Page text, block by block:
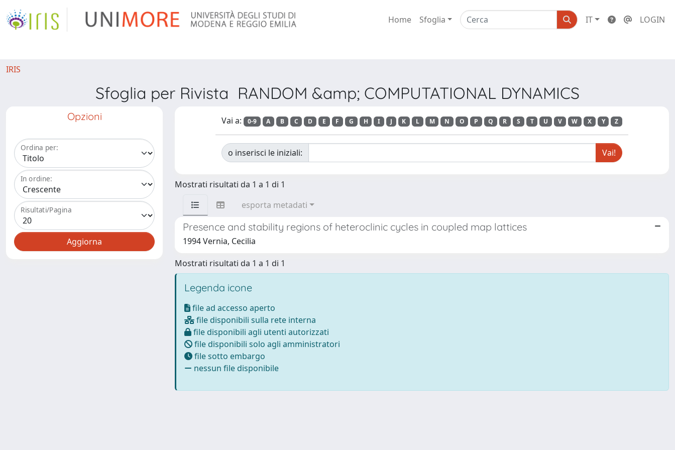
Home Sfoglia IT LOGIN
IRIS
Sfoglia per Rivista RANDOM &amp; COMPUTATIONAL DYNAMICS
Opzioni
Ordina per:
In ordine:
Risultati/Pagina
Vai a: 0-9 A B C D E F G H I J K L M N O P Q R S T U V W X Y Z
o inserisci le iniziali:
Mostrati risultati da 1 a 1 di 1
esporta metadati
Presence and stability regions of heteroclinic cycles in coupled map lattices
1994 Vernia, Cecilia
Mostrati risultati da 1 a 1 di 1
Legenda icone
file ad accesso aperto
file disponibili sulla rete interna
file disponibili agli utenti autorizzati
file disponibili solo agli amministratori
file sotto embargo
nessun file disponibile